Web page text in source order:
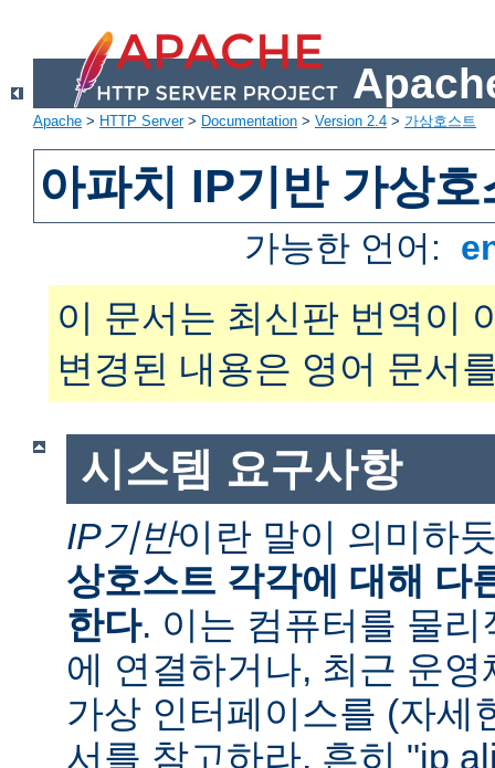
Apache > HTTP Server> Documentation > Version 2.4 > 가상호스트
아파치 IP기반 가상
가능한 언어:
이 문서는 최신판 번역이
변경된 내용은 영어 문서
시스템 요구사항
IP기반이란 말이 의미하
상호스트 각각에 대해 다
한다. 이는 컴퓨터를 물
에 연결하거나, 최근 운
가상 인터페이스를 (자세
서를 참고하라. 흔히 "ip